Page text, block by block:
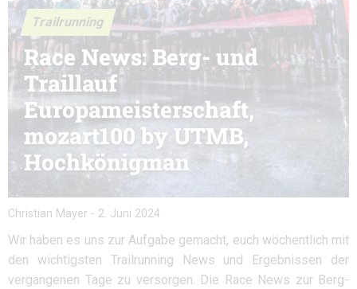
Trailrunning
Race News: Berg- und
Traillauf
Europameisterschaft,
mozart100 by UTMB,
Hochkönigman
Christian Mayer - 2. Juni 2024
Wir haben es uns zur Aufgabe gemacht, euch wöchentlich mit
den wichtigsten Trailrunning News und Ergebnissen der
vergangenen Tage zu versorgen. Die Race News zur Berg-